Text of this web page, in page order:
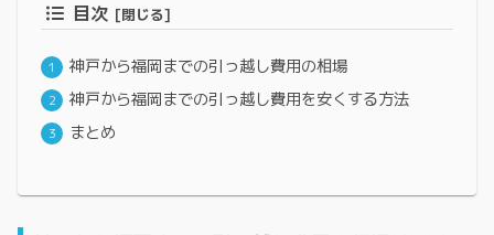
目次
神戸から福岡までの引っ越し費用の相場
神戸から福岡までの引っ越し費用を安くする方法
まとめ